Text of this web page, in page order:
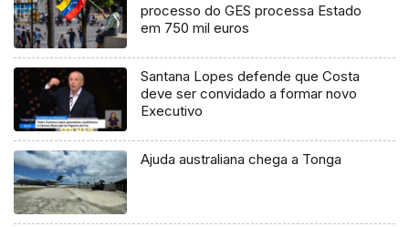
processo do GES processa Estado
em 750 mil euros
Santana Lopes defende que Costa
deve ser convidado a formar novo
Executivo
Ajuda australiana chega a Tonga